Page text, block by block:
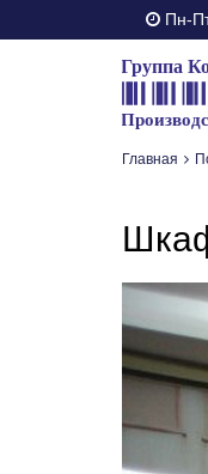
Пн-
Главная